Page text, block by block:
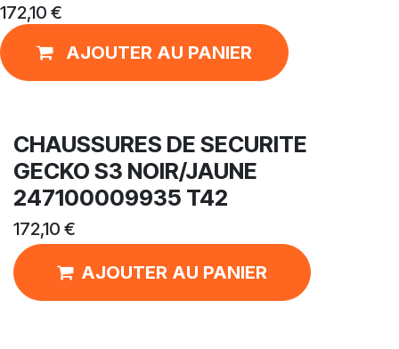
172,10 €
AJOUTER AU PANIER
CHAUSSURES DE SECURITE
GECKO S3 NOIR/JAUNE
247100009935 T42
172,10 €
AJOUTER AU PANIER